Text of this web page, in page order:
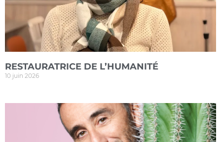
RESTAURATRICE DE L’HUMANITÉ
10 juin 2026